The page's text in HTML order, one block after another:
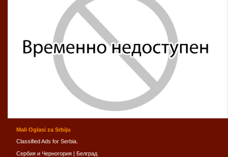
Mali Oglasi za Srbiju
Classified Ads for Serbia.
Сербия и Черногория | Белград